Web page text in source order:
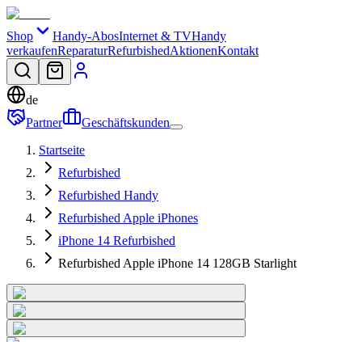
Shop Handy-AbosInternet & TVHandy
verkaufenReparaturRefurbishedAktionenKontakt
de
Partner
Geschäftskunden
Startseite
Refurbished
Refurbished Handy
Refurbished Apple iPhones
iPhone 14 Refurbished
Refurbished Apple iPhone 14 128GB Starlight